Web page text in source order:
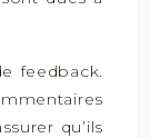
feedback.
qu’ils